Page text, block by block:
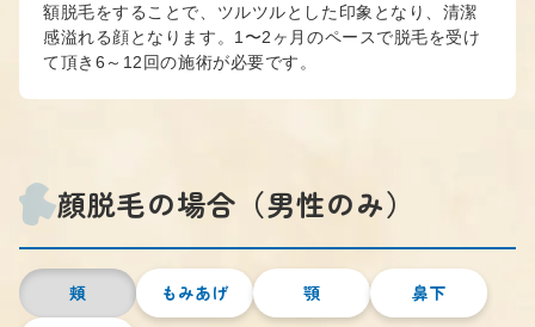
額脱毛をすることで、ツルツルとした印象となり、清潔
感溢れる顔となります。1〜2ヶ月のペースで脱毛を受け
て頂き6～12回の施術が必要です。
顔脱毛の場合（男性のみ）
頬 もみあげ 顎 鼻下